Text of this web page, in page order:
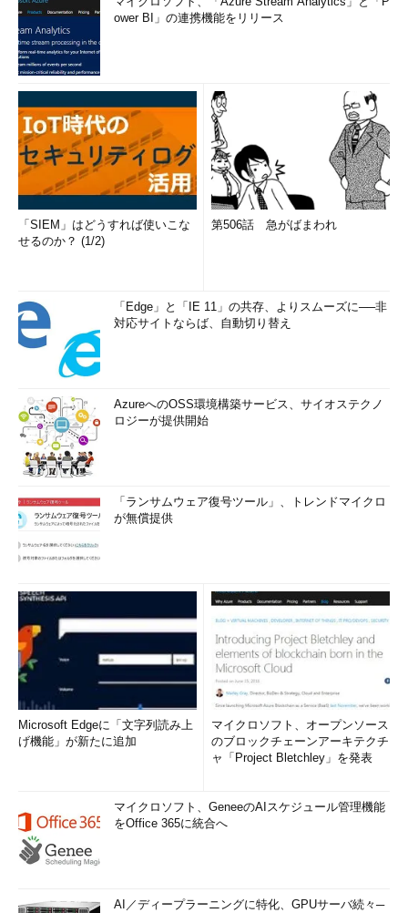
ower BI」の連携機能をリリース
「SIEM」はどうすれば使いこな
せるのか？ (1/2)
第506話 急がばまわれ
「Edge」と「IE 11」の共存、よりスムーズに──非
対応サイトならば、自動切り替え
AzureへのOSS環境構築サービス、サイオステクノ
ロジーが提供開始
「ランサムウェア復号ツール」、トレンドマイクロ
が無償提供
Microsoft Edgeに「文字列読み上
げ機能」が新たに追加
マイクロソフト、オープンソース
のブロックチェーンアーキテクチ
ャ「Project Bletchley」を発表
マイクロソフト、GeneeのAIスケジュール管理機能
をOffice 365に統合へ
AI／ディープラーニングに特化、GPUサーバ続々─